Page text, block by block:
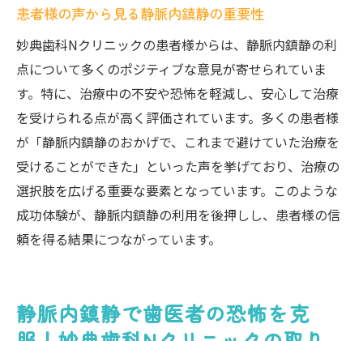
常に進化する治療技術の紹介
患者様の声から見る静脈内鎮静の重要性
妙典歯科Nクリニックの患者様からは、静脈内鎮静の利
点について多くのポジティブな意見が寄せられていま
す。特に、治療中の不安や恐怖を軽減し、安心して治療
を受けられる点が高く評価されています。多くの患者様
が「静脈内鎮静のおかげで、これまで避けていた治療を
受けることができた」といった声を挙げており、治療の
選択肢を広げる重要な要素となっています。このような
成功体験が、静脈内鎮静の利用を後押しし、患者様の信
頼を得る結果につながっています。
静脈内鎮静で歯医者の恐怖を克